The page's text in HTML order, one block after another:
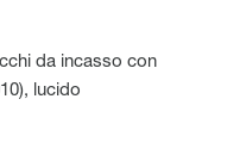
da incasso con
lucido